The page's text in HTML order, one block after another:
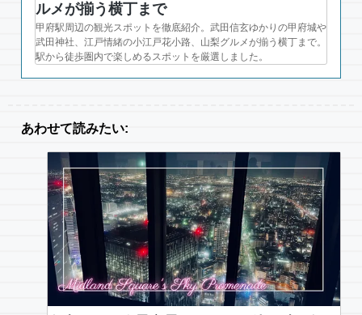
ルメが揃う横丁まで
甲府駅周辺の観光スポットを徹底紹介。武田信玄ゆかりの甲府城や
武田神社、江戸情緒の小江戸花小路、山梨グルメが揃う横丁まで。
駅から徒歩圏内で楽しめるスポットを厳選しました。
あわせて読みたい: